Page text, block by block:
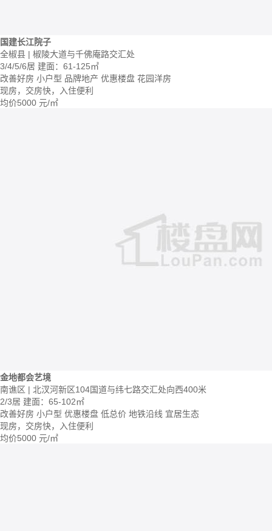
国建长江院子
全椒县 | 椒陵大道与千佛庵路交汇处
3/4/5/6居 建面：61-125㎡
改善好房 小户型 品牌地产 优惠楼盘 花园洋房
现房，交房快，入住便利
均价5000 元/㎡
金地都会艺境
南谯区 | 北汊河新区104国道与纬七路交汇处向西400米
2/3居 建面：65-102㎡
改善好房 小户型 优惠楼盘 低总价 地铁沿线 宜居生态
现房，交房快，入住便利
均价5000 元/㎡